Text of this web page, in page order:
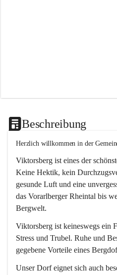
Beschreibung
Herzlich willkommen in der
Viktorsberg ist eines der
Keine Hektik, kein
gesunde Luft und eine
das Vorarlberger Rheintal bis
Bergwelt.
Viktorsberg ist keineswegs ein
Stress und Trubel. Ruhe und
gegebene Vorteile eines
Unser Dorf eignet sich auch